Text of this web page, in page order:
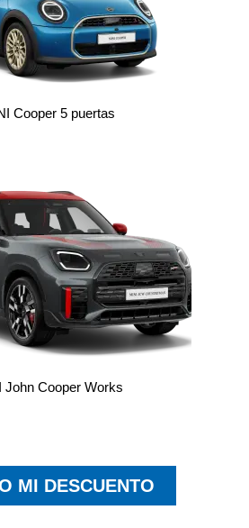
Cooper 5 puertas
John Cooper Works
MI DESCUENTO